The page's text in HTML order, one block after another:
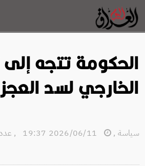
الحكومة تتجه إلى
الخارجي لسد
سياسة ,
, عدد